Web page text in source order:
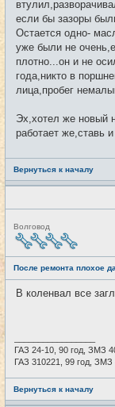
если бы зазоры
Остается одно-
уже были не
плотно...он и не
года,никто в
лица,пробег
Эх,хотел же новый
работает же,ставь
Вернуться к началу
Н
е
т
и
Волговод
После ремонта плохое
В коленвал все
ГАЗ 24-10, 90 год, ЗМЗ
ГАЗ 310221, 99 год, ЗМЗ
Вернуться к началу